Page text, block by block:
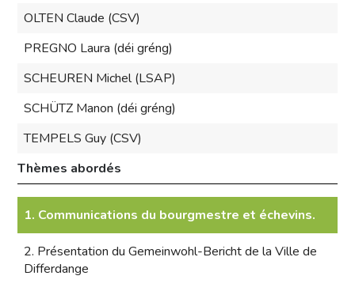
OLTEN Claude (CSV)
PREGNO Laura (déi gréng)
SCHEUREN Michel (LSAP)
SCHÜTZ Manon (déi gréng)
TEMPELS Guy (CSV)
Thèmes abordés
1. Communications du bourgmestre et échevins.
2. Présentation du Gemeinwohl-Bericht de la Ville de
Differdange